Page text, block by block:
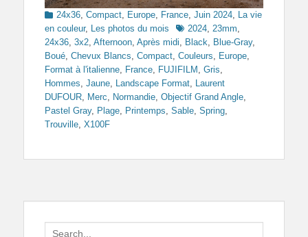
Categories
24x36 Compact Europe France Juin 2024 La vie
en couleur, Les photos du mois Tags2024 23mm
24x36 3x2 Afternoon Après midi Black Blue-Gray,
Boué Chevux Blancs Compact Couleurs Europe
Format à l'italienne France FUJIFILM Gris
Hommes Jaune Landscape Format Laurent
DUFOUR Merc Normandie Objectif Grand Angle
Pastel Gray, Plage Printemps Sable Spring
Trouville X100F
Search